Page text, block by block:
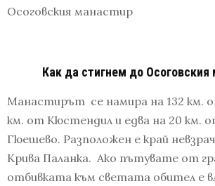
Осоговския манастир
Как да стигнем до Осоговския
Манастирът се намира на 132 км.
км. от Кюстендил и едва на 20 км.
Гюешево. Разположен е край
Крива Паланка. Ако пътувате от
отбивката към светата обител е